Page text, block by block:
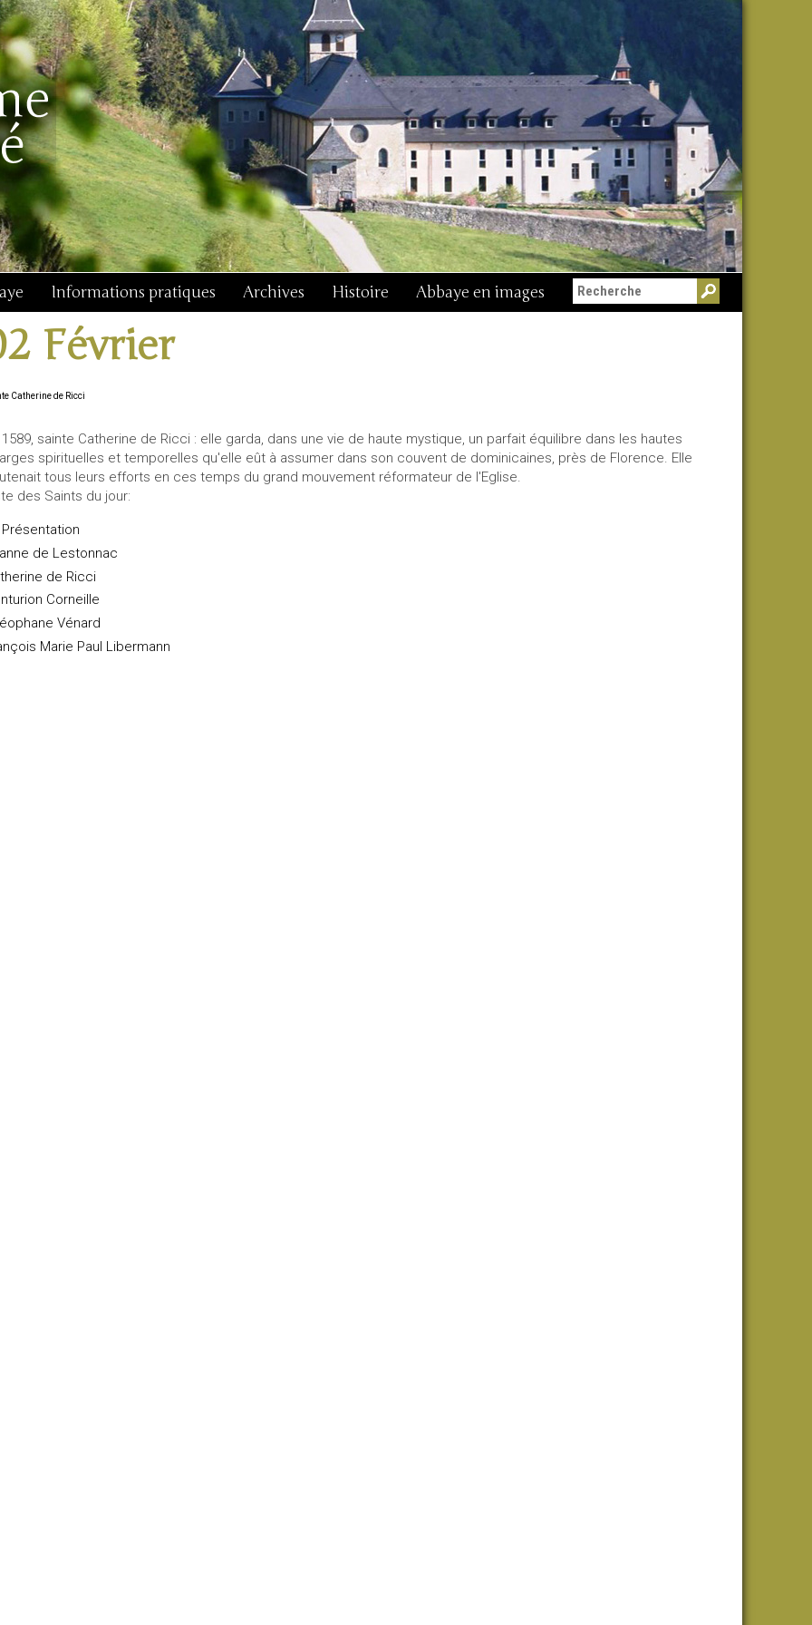
Informations pratiques Archives Histoire Abbaye en images
Février
Catherine de Ricci
1589, sainte Catherine de Ricci : elle garda, dans une vie de haute mystique, un parfait équilibre dans les hautes
spirituelles et temporelles qu'elle eût à assumer dans son couvent de dominicaines, près de Florence. Elle
tous leurs efforts en ces temps du grand mouvement réformateur de l'Eglise.
des Saints du jour:
Présentation
de Lestonnac
de Ricci
Corneille
Vénard
Marie Paul Libermann